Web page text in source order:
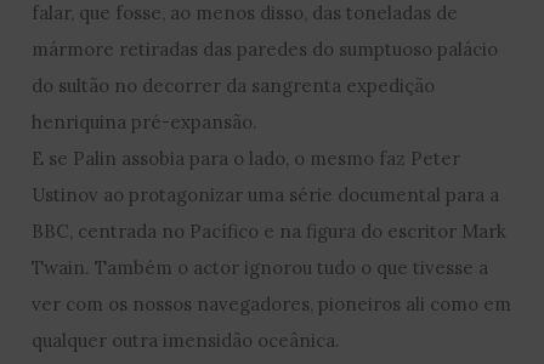
falar, que fosse, ao menos disso, das toneladas de
mármore retiradas das paredes do sumptuoso palácio
do sultão no decorrer da sangrenta expedição
henriquina pré-expansão.
E se Palin assobia para o lado, o mesmo faz Peter
Ustinov ao protagonizar uma série documental para a
BBC, centrada no Pacífico e na figura do escritor Mark
Twain. Também o actor ignorou tudo o que tivesse a
ver com os nossos navegadores, pioneiros ali como em
qualquer outra imensidão oceânica.